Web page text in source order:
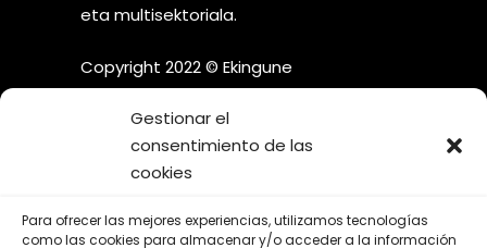
Gestionar el
consentimiento de las
cookies
Para ofrecer las mejores experiencias, utilizamos tecnologías
como las cookies para almacenar y/o acceder a la información
eta multisektoriala.
Copyright 2022 © Ekingune
¡SÍGUENOS EN LAS REDES